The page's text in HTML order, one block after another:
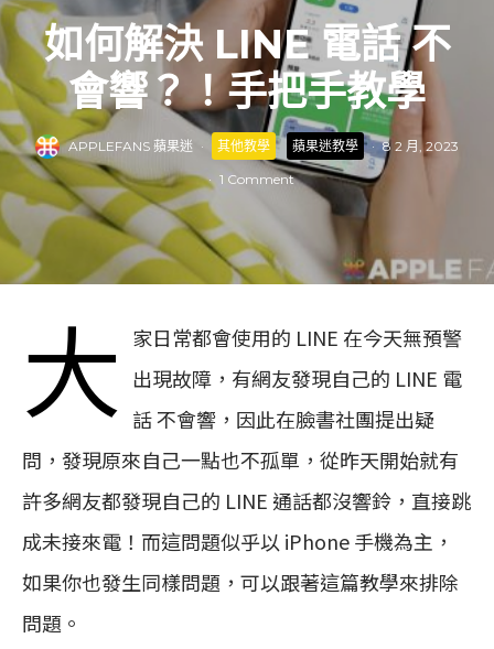
如何解決 LINE 電話 不
會響？！手把手教學
APPLEFANS 蘋果迷 · 其他教學 蘋果迷教學 · 8 2 月, 2023
· 1 Comment
大
家日常都會使用的 LINE 在今天無預警
出現故障，有網友發現自己的 LINE 電
話 不會響，因此在臉書社團提出疑
問，發現原來自己一點也不孤單，從昨天開始就有
許多網友都發現自己的 LINE 通話都沒響鈴，直接跳
成未接來電！而這問題似乎以 iPhone 手機為主，
如果你也發生同樣問題，可以跟著這篇教學來排除
問題。